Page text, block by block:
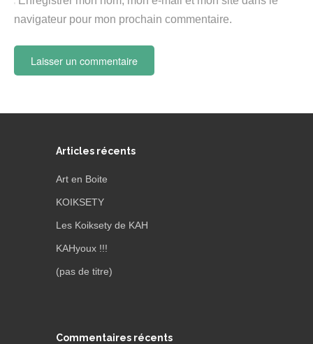
navigateur pour mon prochain commentaire.
Articles récents
Art en Boite
KOIKSETY
Les Koiksety de KAH
KAHyoux !!!
(pas de titre)
Commentaires récents